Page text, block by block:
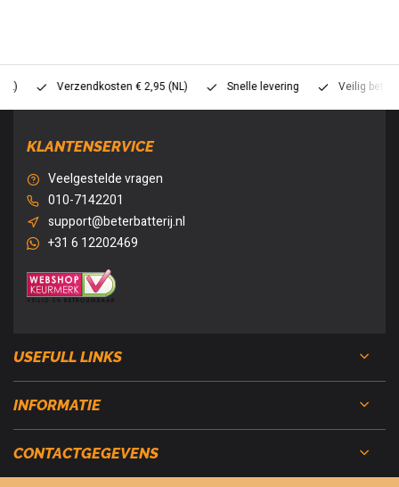
Verzendkosten € 2,95 (NL) Snelle levering Veilig betalen
KLANTENSERVICE
Veelgestelde vragen
010-7142201
support@beterbatterij.nl
+31 6 12202469
USEFULL LINKS
INFORMATIE
CONTACTGEGEVENS